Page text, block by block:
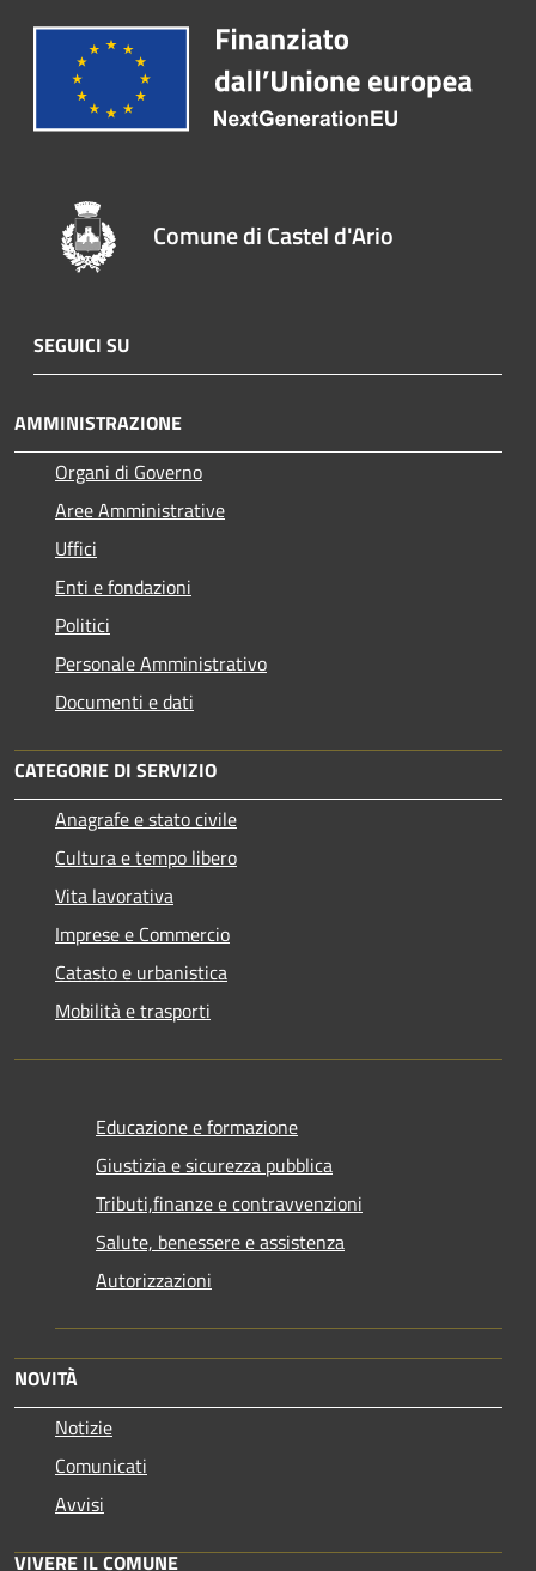
Comune di Castel d'Ario
SEGUICI SU
AMMINISTRAZIONE
Organi di Governo
Aree Amministrative
Uffici
Enti e fondazioni
Politici
Personale Amministrativo
Documenti e dati
CATEGORIE DI SERVIZIO
Anagrafe e stato civile
Cultura e tempo libero
Vita lavorativa
Imprese e Commercio
Catasto e urbanistica
Mobilità e trasporti
Educazione e formazione
Giustizia e sicurezza pubblica
Tributi,finanze e contravvenzioni
Salute, benessere e assistenza
Autorizzazioni
NOVITÀ
Notizie
Comunicati
Avvisi
VIVERE IL COMUNE